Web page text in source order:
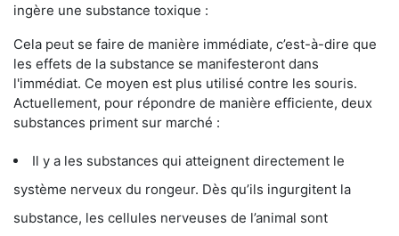
ingère une substance toxique :
Cela peut se faire de manière immédiate, c’est-à-dire que
les effets de la substance se manifesteront dans
l'immédiat. Ce moyen est plus utilisé contre les souris.
Actuellement, pour répondre de manière efficiente, deux
substances priment sur marché :
Il y a les substances qui atteignent directement le
système nerveux du rongeur. Dès qu’ils ingurgitent la
substance, les cellules nerveuses de l’animal sont